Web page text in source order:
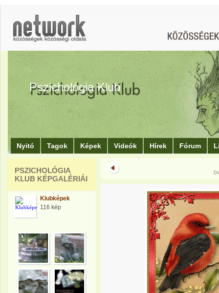
Pszichológia Klub
Nyitó Tagok Képek Videók Hírek Fórum
PSZICHOLÓGIA
KLUB KÉPGALÉRIÁI
Klubképek
116 kép